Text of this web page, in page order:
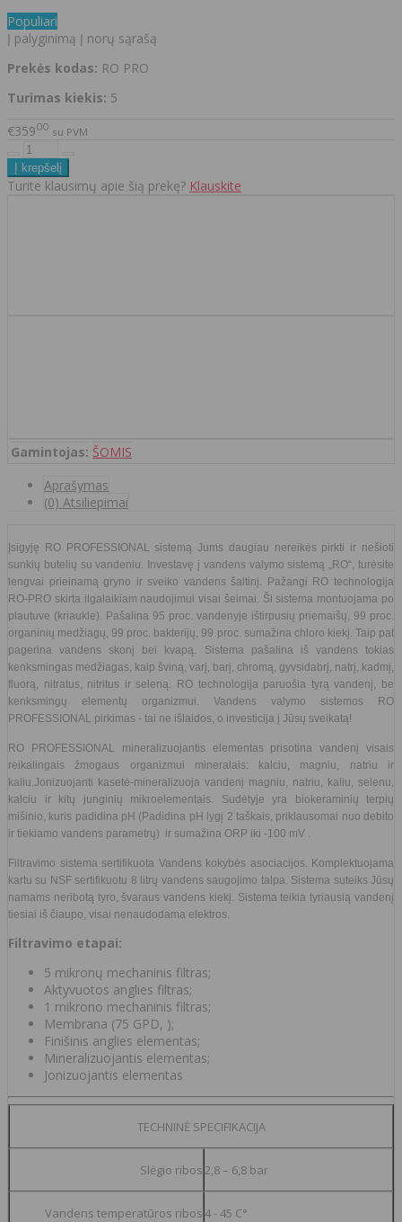
Populiari
Į palyginimą Į norų sąrašą
Prekės kodas: RO PRO
Turimas kiekis: 5
€35900 su PVM
Turite klausimų apie šią prekę? Klauskite
Gamintojas: ŠOMIS
Aprašymas
(0) Atsiliepimai
Įsigyję RO PROFESSIONAL sistemą Jums daugiau nereikės pirkti ir nešioti
sunkių butelių su vandeniu. Investavę į vandens valymo sistemą „RO“, turėsite
lengvai prieinamą gryno ir sveiko vandens šaltinį. Pažangi RO technologija
RO-PRO skirta ilgalaikiam naudojimui visai šeimai. Ši sistema montuojama po
plautuve (kriaukle). Pašalina 95 proc. vandenyje ištirpusių priemaišų, 99 proc.
organinių medžiagų, 99 proc. bakterijų, 99 proc. sumažina chloro kiekį. Taip pat
pagerina vandens skonį bei kvapą. Sistema pašalina iš vandens tokias
kenksmingas medžiagas, kaip šviną, varį, barį, chromą, gyvsidabrį, natrį, kadmį,
fluorą, nitratus, nitritus ir seleną. RO technologija paruošia tyrą vandenį, be
kenksmingų elementų organizmui. Vandens valymo sistemos RO
PROFESSIONAL pirkimas - tai ne išlaidos, o investicija į Jūsų sveikatą!
RO PROFESSIONAL mineralizuojantis elementas prisotina vandenį visais
reikalingais žmogaus organizmui mineralais: kalciu, magniu, natriu ir
kaliu.Jonizuojanti kasetė-mineralizuoja vandenį magniu, natriu, kaliu, selenu,
kalciu ir kitų junginių mikroelementais. Sudėtyje yra biokeraminių terpių
mišinio, kuris padidina pH (Padidina pH lygį 2 taškais, priklausomai nuo debito
ir tiekiamo vandens parametrų) ir sumažina ORP iki -100 mV .
Filtravimo sistema sertifikuota Vandens kokybės asociacijos. Komplektuojama
kartu su NSF sertifikuotu 8 litrų vandens saugojimo talpa. Sistema suteiks Jūsų
namams neribotą tyro, švaraus vandens kiekį. Sistema teikia tyriausią vandenį
tiesiai iš čiaupo, visai nenaudodama elektros.
Filtravimo etapai:
5 mikronų mechaninis filtras;
Aktyvuotos anglies filtras;
1 mikrono mechaninis filtras;
Membrana (75 GPD, );
Finišinis anglies elementas;
Mineralizuojantis elementas;
Jonizuojantis elementas
TECHNINĖ SPECIFIKACIJA
Slėgio ribos2,8 – 6,8 bar
Vandens temperatūros ribos4 - 45 C°